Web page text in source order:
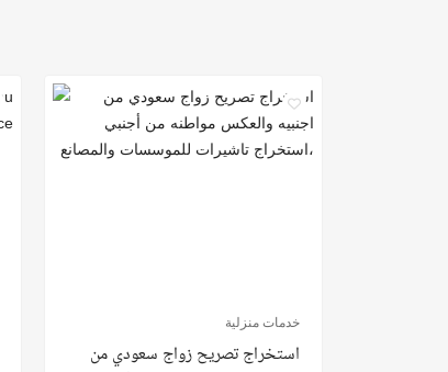
خدمات منزلية
استخراج تصريح زواج سعودي من